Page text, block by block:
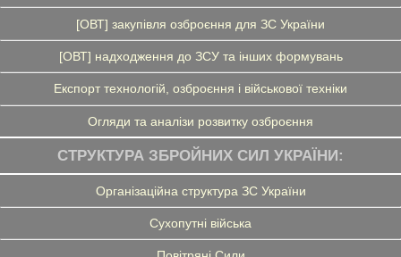
[ОВТ] закупівля озброєння для ЗС України
[ОВТ] надходження до ЗСУ та інших формувань
Експорт технологій, озброєння і військової техніки
Огляди та аналізи розвитку озброєння
СТРУКТУРА ЗБРОЙНИХ СИЛ УКРАЇНИ:
Організаційна структура ЗС України
Сухопутні війська